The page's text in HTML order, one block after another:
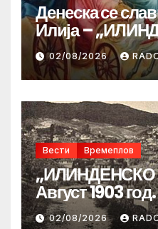
Денеска се
Илија –
02/08/2026
Вести Времеплов
„ИЛИНДЕНСКО
Август 1903 год.
02/08/2026